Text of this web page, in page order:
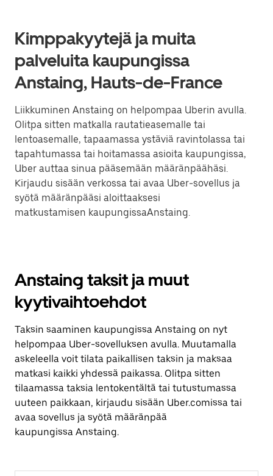
Kimppakyytejä ja muita
palveluita kaupungissa
Anstaing, Hauts-de-France
Liikkuminen Anstaing on helpompaa Uberin avulla.
Olitpa sitten matkalla rautatieasemalle tai
lentoasemalle, tapaamassa ystäviä ravintolassa tai
tapahtumassa tai hoitamassa asioita kaupungissa,
Uber auttaa sinua pääsemään määränpäähäsi.
Kirjaudu sisään verkossa tai avaa Uber-sovellus ja
syötä määränpääsi aloittaaksesi
matkustamisen kaupungissaAnstaing.
Anstaing taksit ja muut
kyytivaihtoehdot
Taksin saaminen kaupungissa Anstaing on nyt
helpompaa Uber-sovelluksen avulla. Muutamalla
askeleella voit tilata paikallisen taksin ja maksaa
matkasi kaikki yhdessä paikassa. Olitpa sitten
tilaamassa taksia lentokentältä tai tutustumassa
uuteen paikkaan, kirjaudu sisään Uber.comissa tai
avaa sovellus ja syötä määränpää
kaupungissa Anstaing.